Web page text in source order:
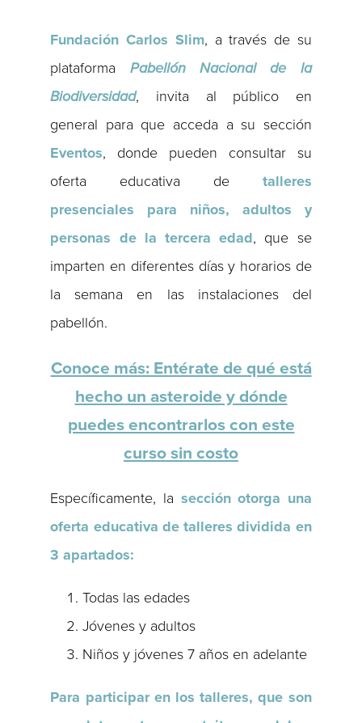
Fundación Carlos Slim, a través de su
plataforma Pabellón Nacional de la
Biodiversidad, invita al público en
general para que acceda a su sección
Eventos, donde pueden consultar su
oferta educativa de talleres
presenciales para niños, adultos y
personas de la tercera edad, que se
imparten en diferentes días y horarios de
la semana en las instalaciones del
pabellón.
Conoce más: Entérate de qué está
hecho un asteroide y dónde
puedes encontrarlos con este
curso sin costo
Específicamente, la sección otorga una
oferta educativa de talleres dividida en
3 apartados:
Todas las edades
Jóvenes y adultos
Niños y jóvenes 7 años en adelante
Para participar en los talleres, que son